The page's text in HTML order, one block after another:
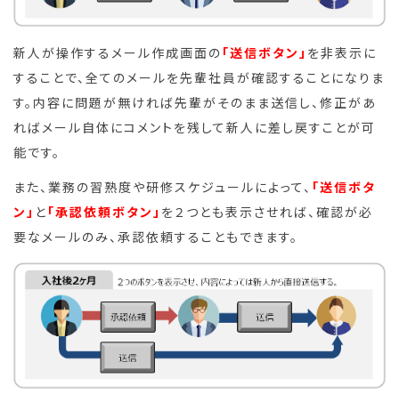
新人が操作するメール作成画面の 「送信ボタン」 を非表示に
することで、全てのメールを先輩社員が確認することになりま
す。内容に問題が無ければ先輩がそのまま送信し、修正があ
ればメール自体にコメントを残して新人に差し戻すことが可
能です。
また、業務の習熟度や研修スケジュールによって、 「送信ボタ
ン」 と 「承認依頼ボタン」 を２つとも表示させれば、確認が必
要なメールのみ、承認依頼することもできます。